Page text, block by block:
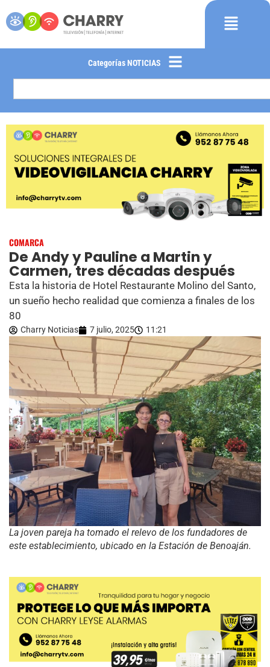
Categorías NOTICIAS
COMARCA
De Andy y Pauline a Martin y
Carmen, tres décadas después
Esta la historia de Hotel Restaurante Molino del Santo,
un sueño hecho realidad que comienza a finales de los
80
Charry Noticias 7 julio, 2025 11:21
La joven pareja ha tomado el relevo de los fundadores de
este establecimiento, ubicado en la Estación de Benoaján.